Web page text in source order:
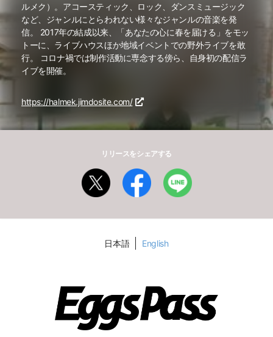
ルメク）。アコースティック、ロック、ダンスミュージック
など、ジャンルにとらわれない様々なジャンルの音楽を発
信。 2017年の結成以来、「あなたの心に春を届ける」をモッ
トーに、ライブハウスほか地域イベントでの野外ライブを敢
行。 コロナ禍では制作活動に専念する傍ら、自身初の配信ラ
イブを開催。
https://halmek.jimdosite.com/
リリースをシェアする
日本語 English